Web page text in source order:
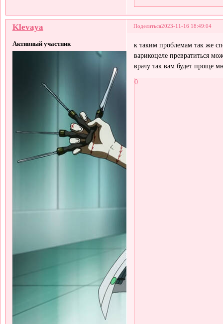
Поделиться2023-11-16 18:49:04
Klevaya
Активный участник
к таким проблемам так же
варикоцеле превратиться
врачу так вам будет проще
0